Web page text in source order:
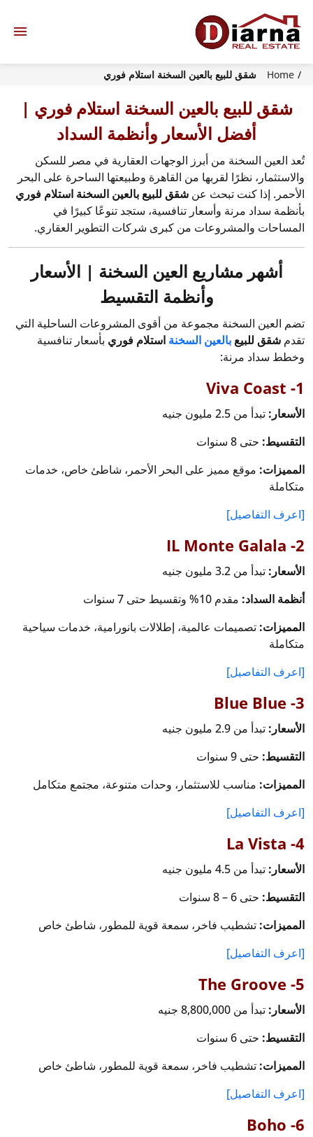
Home شقق للبيع بالعين السخنة استلام فوري
شقق للبيع بالعين السخنة استلام فوري |
أفضل الأسعار وأنظمة السداد
تُعد العين السخنة من أبرز الوجهات العقارية في مصر للسكن
والاستثمار، نظرًا لقربها من القاهرة وطبيعتها الساحرة على البحر
الأحمر. إذا كنت تبحث عن شقق للبيع بالعين السخنة استلام فوري
بأنظمة سداد مرنة وأسعار تنافسية، ستجد تنوعًا كبيرًا في
المساحات والمشروعات من كبرى شركات التطوير العقاري.
أشهر مشاريع العين السخنة | الأسعار
وأنظمة التقسيط
تضم العين السخنة مجموعة من أقوى المشروعات الساحلية التي
تقدم شقق للبيع بالعين السخنة استلام فوري بأسعار تنافسية
وخطط سداد مرنة:
1- Viva Coast
الأسعار: تبدأ من 2.5 مليون جنيه
التقسيط: حتى 8 سنوات
المميزات: موقع مميز على البحر الأحمر، شاطئ خاص، خدمات
متكاملة
[اعرف التفاصيل]
2- IL Monte Galala
الأسعار: تبدأ من 3.2 مليون جنيه
أنظمة السداد: مقدم 10% وتقسيط حتى 7 سنوات
المميزات: تصميمات عالمية، إطلالات بانورامية، خدمات سياحية
متكاملة
[اعرف التفاصيل]
3- Blue Blue
الأسعار: تبدأ من 2.9 مليون جنيه
التقسيط: حتى 9 سنوات
المميزات: مناسب للاستثمار، وحدات متنوعة، مجتمع متكامل
[اعرف التفاصيل]
4- La Vista
الأسعار: تبدأ من 4.5 مليون جنيه
التقسيط: حتى 6 – 8 سنوات
المميزات: تشطيب فاخر، سمعة قوية للمطور، شاطئ خاص
[اعرف التفاصيل]
5- The Groove
الأسعار: تبدأ من 8,800,000 جنيه
التقسيط: حتى 6 سنوات
المميزات: تشطيب فاخر، سمعة قوية للمطور، شاطئ خاص
[اعرف التفاصيل]
6- Boho